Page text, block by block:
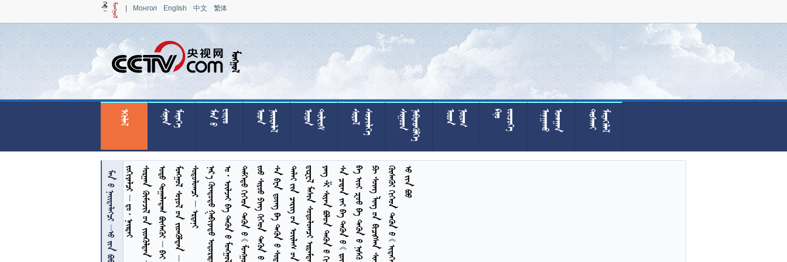
| Монгол English 中文 繁体
 








  







  









  







  











  














  






  







  










 












 
 

  
                 